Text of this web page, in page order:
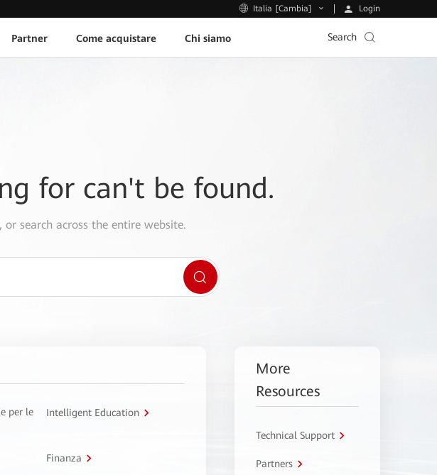
Italia [Cambia] Login
Partner Come acquistare Chi siamo Search
for can't be found.
search across the entire website.
per le
Intelligent Education
Finanza
More
Resources
Technical Support
Partners